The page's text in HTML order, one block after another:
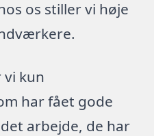
os stiller vi høje
kun
har fået gode
arbejde, de har